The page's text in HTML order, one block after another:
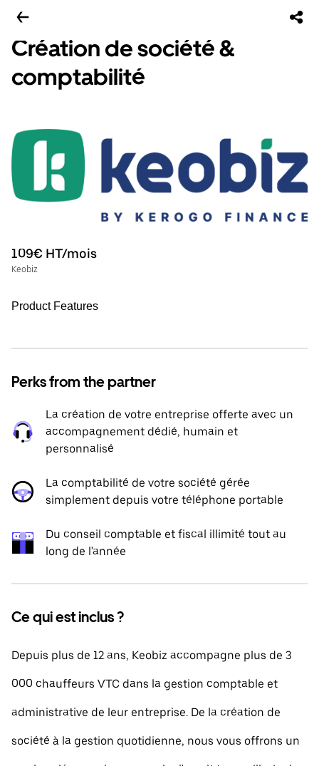
Création de société &
comptabilité
109€ HT/mois
Keobiz
Product Features
Perks from the partner
La création de votre entreprise offerte avec un
accompagnement dédié, humain et
personnalisé
La comptabilité de votre société gérée
simplement depuis votre téléphone portable
Du conseil comptable et fiscal illimité tout au
long de l'année
Ce qui est inclus ?
Depuis plus de 12 ans, Keobiz accompagne plus de 3
000 chauffeurs VTC dans la gestion comptable et
administrative de leur entreprise. De la création de
société à la gestion quotidienne, nous vous offrons un